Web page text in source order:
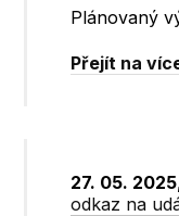
Plánovaný
Přejít na
27. 05.
odkaz na